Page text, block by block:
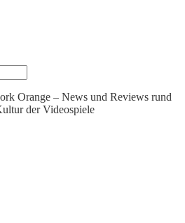
Orange – News und Reviews rund
der Videospiele